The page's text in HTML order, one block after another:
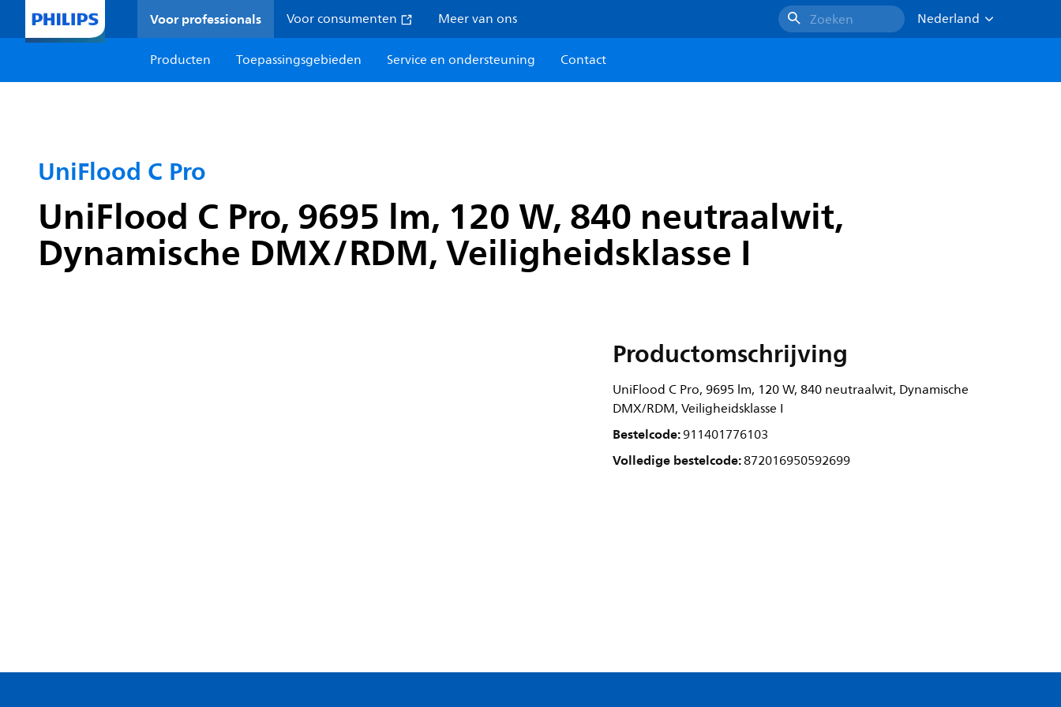
Voor professionals Voor consumenten Meer van ons Zoeken
Nederland
Producten
Toepassingsgebieden Service en ondersteuning Contact
UniFlood C Pro
UniFlood C Pro, 9695 lm, 120 W, 840 neutraalwit,
Dynamische DMX/RDM, Veiligheidsklasse I
Productomschrijving
UniFlood C Pro, 9695 lm, 120 W, 840 neutraalwit, Dynamische
DMX/RDM, Veiligheidsklasse I
Bestelcode:911401776103
Volledige bestelcode:872016950592699